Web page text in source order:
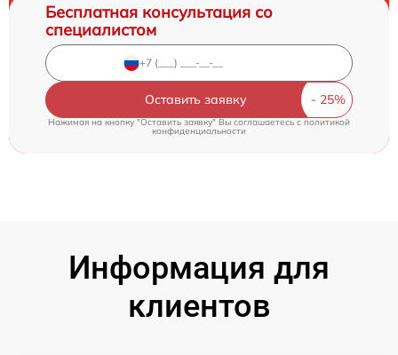
Бесплатная консультация со
специалистом
Оставить заявку
Нажимая на кнопку "Оставить заявку" Вы соглашаетесь cполитикой
конфиденциальности
Информация для
клиентов